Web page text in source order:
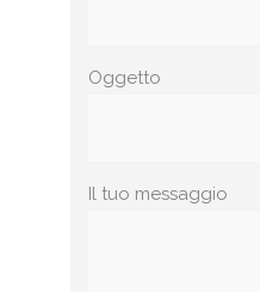
Oggetto
Il tuo messaggio